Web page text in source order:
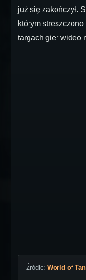
już się zakończył.
którym
targach gier wideo
Źródło: World of